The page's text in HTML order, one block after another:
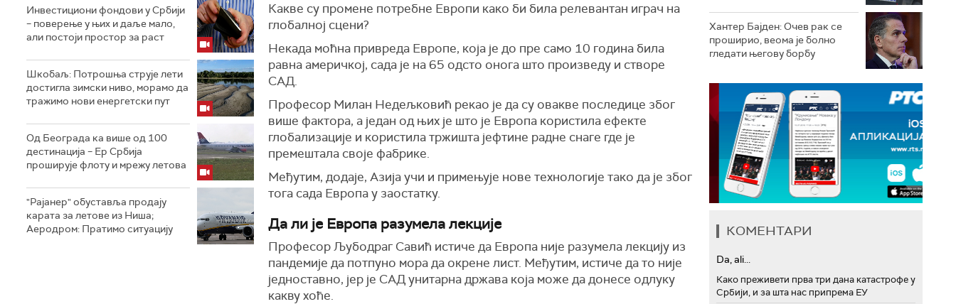
Инвестициони фондови у Србији
– поверење у њих и даље мало,
али постоји простор за раст
Шкобаљ: Потрошња струје лети
достигла зимски ниво, морамо да
тражимо нови енергетски пут
Од Београда ка више од 100
дестинација – Ер Србија
проширује флоту и мрежу летова
"Рајанер" обуставља продају
карата за летове из Ниша;
Аеродром: Пратимо ситуацију
Какве су промене потребне Европи како би била релевантан играч на
глобалној сцени?
Некада моћна привреда Европе, која је до пре само 10 година била
равна америчкој, сада је на 65 одсто онога што произведу и створе
САД.
Професор Милан Недељковић рекао је да су овакве последице због
више фактора, а један од њих је што је Европа користила ефекте
глобализације и користила тржишта јефтине радне снаге где је
премештала своје фабрике.
Међутим, додаје, Азија учи и примењује нове технологије тако да је због
тога сада Европа у заостатку.
Да ли је Европа разумела лекције
Професор Љубодраг Савић истиче да Европа није разумела лекцију из
пандемије да потпуно мора да окрене лист. Међутим, истиче да то није
једноставно, јер је САД унитарна држава која може да донесе одлуку
какву хоће.
Хантер Бајден: Очев рак се
проширио, веома је болно
гледати његову борбу
КОМЕНТАРИ
Da, ali...
Како преживети прва три дана катастрофе у
Србији, и за шта нас припрема ЕУ